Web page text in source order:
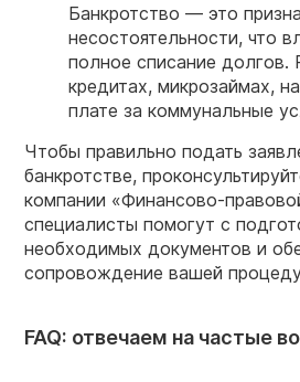
Банкротство — это
несостоятельности, что
полное списание долгов.
кредитах, микрозаймах,
плате за коммунальные
Чтобы правильно подать
банкротстве,
компании «Финансово-
специалисты помогут с
необходимых документов и
сопровождение вашей
FAQ: отвечаем на частые